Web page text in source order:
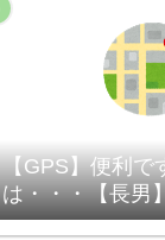
【GPS】便利で
は・・・【長男